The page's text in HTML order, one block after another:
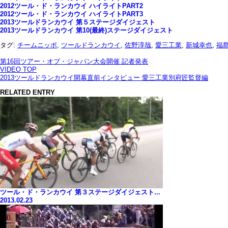
2012ツール・ド・ランカウイ ハイライトPART2
2012ツール・ド・ランカウイ ハイライトPART3
2013ツールドランカウイ 第５ステージダイジェスト
2013ツールドランカウイ 第10(最終)ステージダイジェスト
タグ: チームニッポ, ツールドランカウイ , 佐野淳哉, 愛三工業, 新城幸也, 福
第16回ツアー・オブ・ジャパン大会開催 記者発表
VIDEO TOP
2013ツールドランカウイ開幕直前インタビュー 愛三工業別府匠監督編
RELATED ENTRY
ツール・ド・ランカウイ 第３ステージダイジェスト...
2013.02.23